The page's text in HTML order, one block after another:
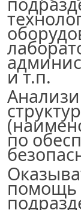
и т.п.
по
помощь